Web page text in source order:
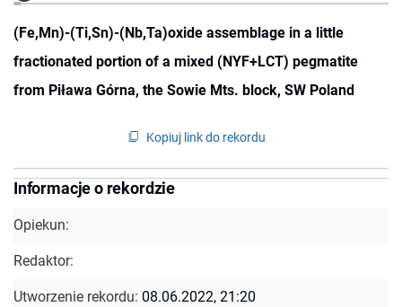
(Fe,Mn)-(Ti,Sn)-(Nb,Ta)oxide assemblage in a little
fractionated portion of a mixed (NYF+LCT) pegmatite
from Piława Górna, the Sowie Mts. block, SW Poland
Kopiuj link do rekordu
Informacje o rekordzie
Opiekun:
Redaktor:
Utworzenie rekordu: 08.06.2022, 21:20